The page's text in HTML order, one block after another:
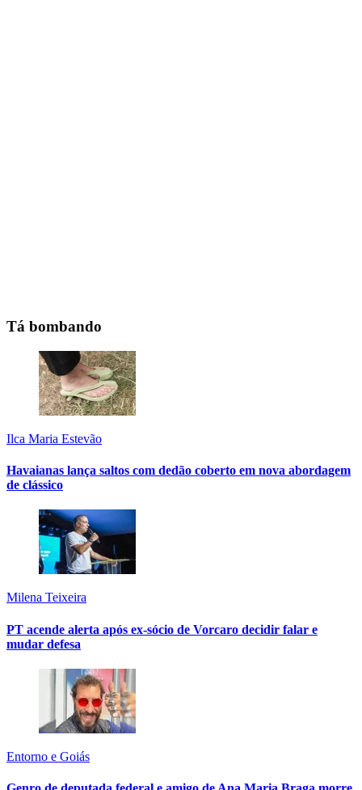
Tá bombando
Ilca Maria Estevão
Havaianas lança saltos com dedão coberto em nova abordagem
de clássico
Milena Teixeira
PT acende alerta após ex-sócio de Vorcaro decidir falar e
mudar defesa
Entorno e Goiás